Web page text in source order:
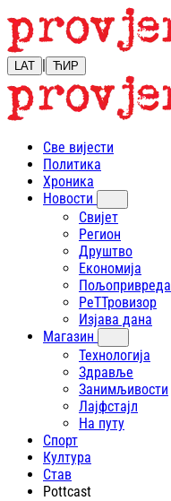
LAT | ЋИР
Све вијести
Политика
Хроника
Новости
Свијет
Регион
Друштво
Економија
Пољопривреда
РеТТровизор
Изјава дана
Магазин
Технологија
Здравље
Занимљивости
Лајфстajл
На путу
Спорт
Култура
Став
Pottcast